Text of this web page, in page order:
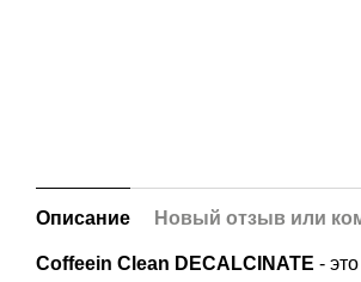
Описание Новый отзыв или
Coffeein Clean DECALCINATE -